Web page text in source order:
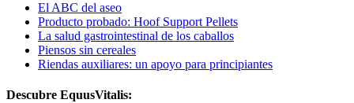
El ABC del aseo
Producto probado: Hoof Support Pellets
La salud gastrointestinal de los caballos
Piensos sin cereales
Riendas auxiliares: un apoyo para principiantes
Descubre EquusVitalis: